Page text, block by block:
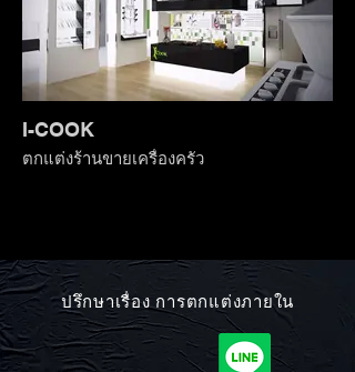
I-COOK
ตกแต่งร้านขายเครื่องครัว
ปรึกษาเรื่อง การตกแต่งภายใน